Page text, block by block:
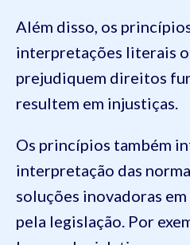
Além disso, os
interpretações literais
prejudiquem direitos
resultem em injustiças.
Os princípios também
interpretação das
soluções inovadoras
pela legislação. Por